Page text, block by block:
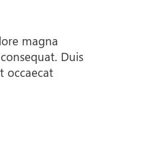
magna
Duis
occaecat